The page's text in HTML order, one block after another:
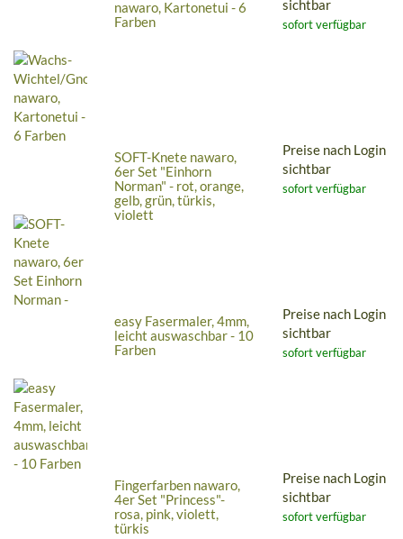
nawaro, Kartonetui - 6
Farben
sichtbar
sofort verfügbar
SOFT-Knete nawaro,
6er Set "Einhorn
Norman" - rot, orange,
gelb, grün, türkis,
violett
Preise nach Login
sichtbar
sofort verfügbar
easy Fasermaler, 4mm,
leicht auswaschbar - 10
Farben
Preise nach Login
sichtbar
sofort verfügbar
Fingerfarben nawaro,
4er Set "Princess"-
rosa, pink, violett,
türkis
Preise nach Login
sichtbar
sofort verfügbar